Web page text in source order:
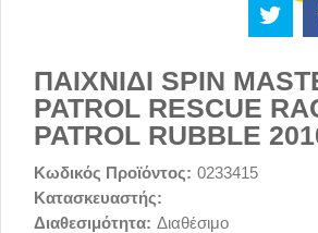
ΠΑΙΧΝΙΔΙ SPIN
PATROL RESCUE
PATROL RUBBLE
Κωδικός Προϊόντος: 0233415
Κατασκευαστής:
Διαθεσιμότητα: Διαθέσιμο